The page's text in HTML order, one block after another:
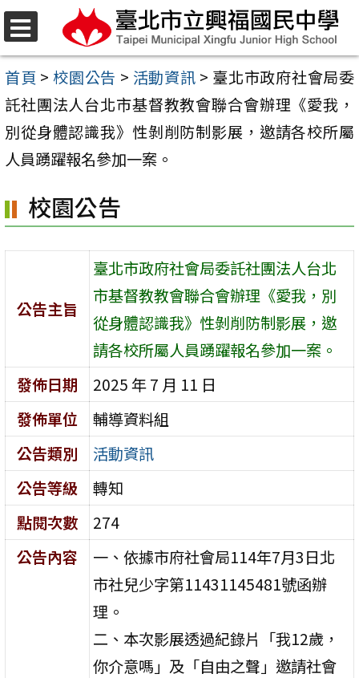
選
單
跳
至
主
要
內
容
首頁 > 校園公告 > 活動資訊 > 臺北市政府社會局委
託社團法人台北市基督教教會聯合會辦理《愛我，
別從身體認識我》性剝削防制影展，邀請各校所屬
人員踴躍報名參加一案。
校園公告
公告主旨
臺北市政府社會局委託社團法人台北
市基督教教會聯合會辦理《愛我，別
從身體認識我》性剝削防制影展，邀
請各校所屬人員踴躍報名參加一案。
發佈日期
2025 年 7 月 11 日
發佈單位
輔導資料組
公告類別
活動資訊
公告等級
轉知
點閱次數
274
公告內容
一、依據市府社會局114年7月3日北
市社兒少字第11431145481號函辦
理。
二、本次影展透過紀錄片「我12歲，
你介意嗎」及「自由之聲」邀請社會